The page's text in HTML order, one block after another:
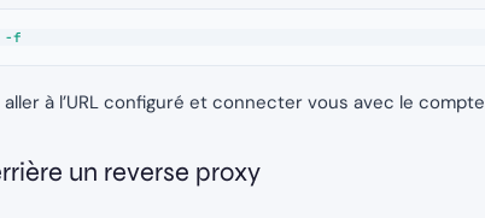
-f
à l’URL configuré et connecter vous avec le compte
un reverse proxy